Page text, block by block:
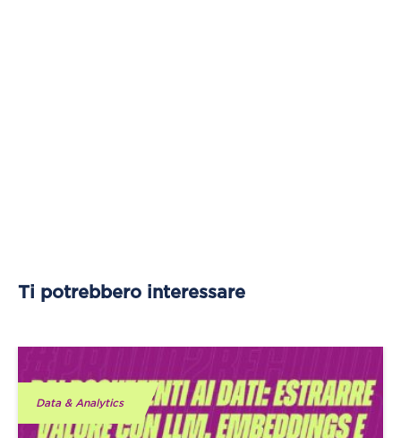
Ti potrebbero interessare
Data & Analytics